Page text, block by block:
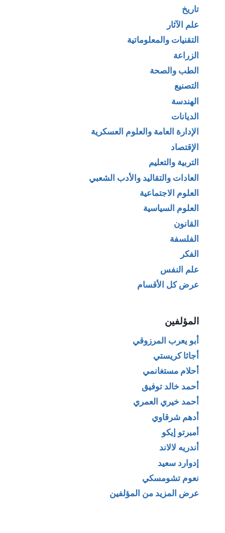
تاريخ
علم الآثار
التقنيات والمعلوماتية
الزراعة
الطب والصحة
التصنيع
الهندسة
الديانات
الإدارة العامة والعلوم العسكرية
الإقتصاد
التربية والتعليم
العادات والتقاليد والأدب الشعبي
العلوم الاجتماعية
العلوم السياسية
القانون
الفلسفة
الفكر
علم النفس
عرض كل الأقسام
المؤلفين
أبو يعرب المرزوقي
أجاثا كريستي
أحلام مستغانمي
أحمد خالد توفيق
أحمد خيري العمري
أدهم شرقاوي
أمبرتو إيكو
أندريه لالاند
إدوارد سعيد
نعوم تشومسكي
عرض المزيد من المؤلفين